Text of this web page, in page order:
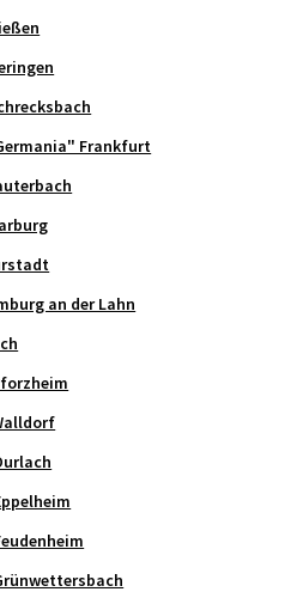
Frankfurt
an der Lahn